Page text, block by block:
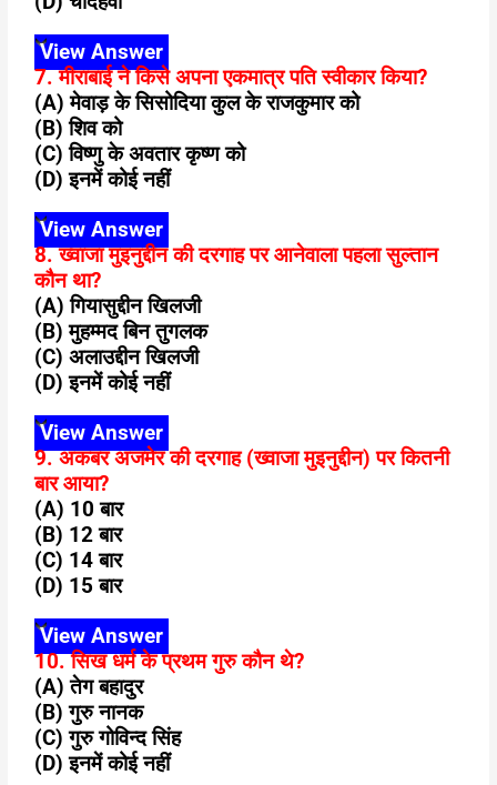
View Answer
7. मीराबाई ने किसे अपना एकमात्र पति स्वीकार किया?
(A) मेवाड़ के सिसोदिया कुल के राजकुमार को
(B) शिव को
(C) विष्णु के अवतार कृष्ण को
(D) इनमें कोई नहीं
View Answer
8. ख्वाजा मुइनुद्दीन की दरगाह पर आनेवाला पहला सुल्तान
कौन था?
(A) गियासुद्दीन खिलजी
(B) मुहम्मद बिन तुगलक
(C) अलाउद्दीन खिलजी
(D) इनमें कोई नहीं
View Answer
9. अकबर अजमेर की दरगाह (ख्वाजा मुइनुद्दीन) पर कितनी
बार आया?
(A) 10 बार
(B) 12 बार
(C) 14 बार
(D) 15 बार
View Answer
10. सिख धर्म के प्रथम गुरु कौन थे?
(A) तेग बहादुर
(B) गुरु नानक
(C) गुरु गोविन्द सिंह
(D) इनमें कोई नहीं